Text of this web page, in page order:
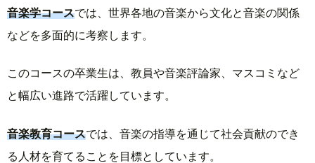
音楽学コースでは、世界各地の音楽から文化と音楽の関係
などを多面的に考察します。
このコースの卒業生は、教員や音楽評論家、マスコミなど
と幅広い進路で活躍しています。
音楽教育コースでは、音楽の指導を通じて社会貢献のでき
る人材を育てることを目標としています。